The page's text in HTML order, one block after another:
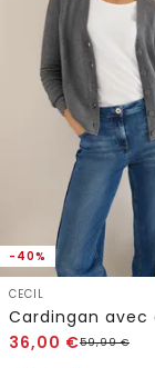
-40%
CECIL
36,00 €59,99€